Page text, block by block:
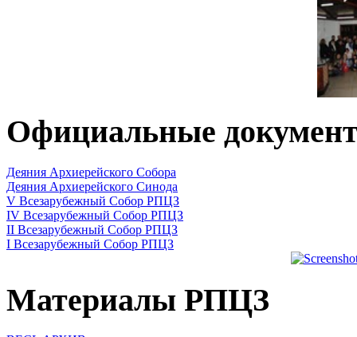
Официальные
Деяния Архиерейского Собора
Деяния Архиерейского Синода
V Всезарубежный Собор РПЦЗ
IV Всезарубежный Собор РПЦЗ
II Всезарубежный Собор РПЦЗ
I Всезарубежный Собор РПЦЗ
Материалы РПЦЗ